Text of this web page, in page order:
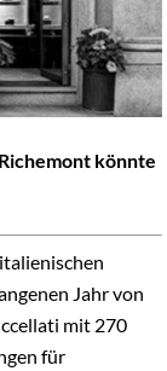
könnte
Jahr von
mit 270
für